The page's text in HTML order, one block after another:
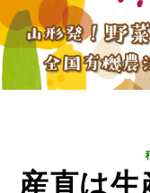
産直は